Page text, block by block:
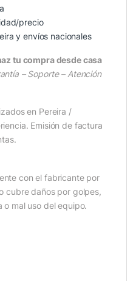
precio
y envíos nacionales
tu compra desde casa
– Soporte – Atención
en Pereira /
Emisión de factura
con el fabricante por
cubre daños por golpes,
o mal uso del equipo.